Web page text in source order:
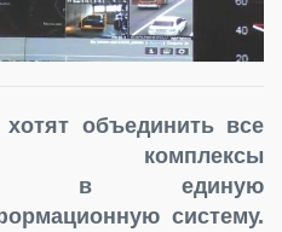
объединить все
комплексы
в единую
систему.